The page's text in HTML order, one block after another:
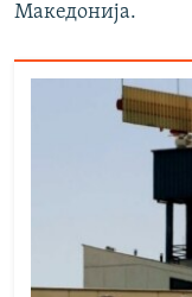
Македонија.